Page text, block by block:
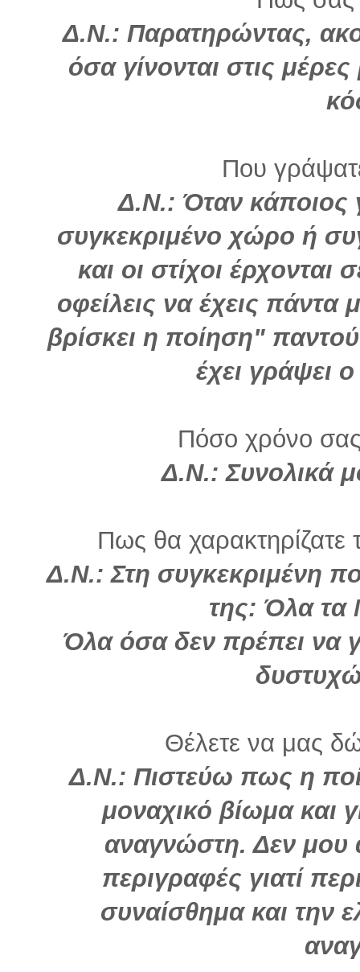
Δ.Ν.: Παρατηρώντας,
όσα γίνονται στις
Που
Δ.Ν.: Όταν κάποιος
συγκεκριμένο χώρο ή
και οι στίχοι
οφείλεις να έχεις πάντα
βρίσκει η ποίηση"
έχει γράψει
Πόσο χρόνο
Δ.Ν.: Συνολικά
Πως θα χαρακτηρίζατε
Δ.Ν.: Στη συγκεκριμένη
της: Όλα τα
Όλα όσα δεν πρέπει να
Θέλετε να μας
Δ.Ν.: Πιστεύω πως η
μοναχικό βίωμα και
αναγνώστη. Δεν μου
περιγραφές γιατί
συναίσθημα και την